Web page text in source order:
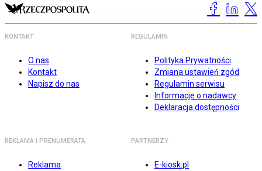
KONTAKT
O nas
Kontakt
Napisz do nas
REGULAMIN
Polityka Prywatności
Zmiana ustawień zgód
Regulamin serwisu
Informacje o nadawcy
Deklaracja dostępności
REKLAMA I PRENUMERATA
Reklama
PARTNERZY
E-kiosk.pl